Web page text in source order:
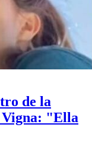
de la
Vigna: "Ella